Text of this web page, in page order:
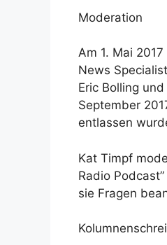
Moderation
Am 1. Mai
News
Eric Bolling
September
entlassen
Kat Timpf
Radio
sie Fragen